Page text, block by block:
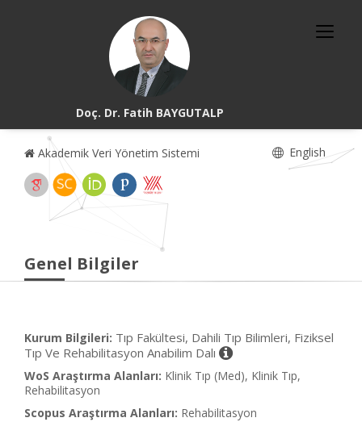
Doç. Dr. Fatih BAYGUTALP
Akademik Veri Yönetim Sistemi English
Genel Bilgiler
Kurum Bilgileri: Tıp Fakültesi, Dahili Tıp Bilimleri, Fiziksel
Tıp Ve Rehabilitasyon Anabilim Dalı
WoS Araştırma Alanları: Klinik Tıp (Med), Klinik Tıp,
Rehabilitasyon
Scopus Araştırma Alanları: Rehabilitasyon